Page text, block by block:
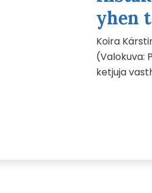
yhen
Koira
(Valokuva:
ketjuja